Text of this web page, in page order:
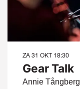
Gear Talk
Annie Tångberg
ZA 31 OKT 18:30